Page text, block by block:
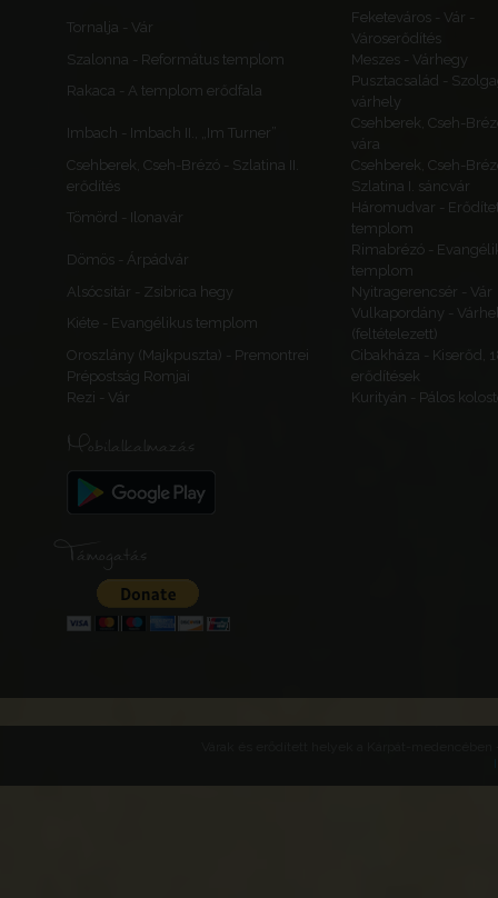
Tornalja - Vár
Feketeváros - Vár -
Városerődítés
Szalonna - Református templom
Meszes - Várhegy
Rakaca - A templom erődfala
Pusztacsalád -
várhely
Imbach - Imbach II., „Im Turner”
Csehberek, Cseh-
vára
Csehberek, Cseh-Brézó - Szlatina II.
erődítés
Csehberek, Cseh-
Szlatina I. sáncvár
Tömörd - Ilonavár
Háromudvar -
templom
Dömös - Árpádvár
Rimabrézó -
templom
Alsócsitár - Zsibrica hegy
Nyitragerencsér - Vár
Kiéte - Evangélikus templom
Vulkapordány -
(feltételezett)
Oroszlány (Majkpuszta) - Premontrei
Prépostság Romjai
Cibakháza - Kiserőd,
erődítések
Rezi - Vár
Kurityán - Pálos
Mobilalkalmazás
Támogatás